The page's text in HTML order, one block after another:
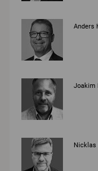
Anders
Joakim
Nicklas